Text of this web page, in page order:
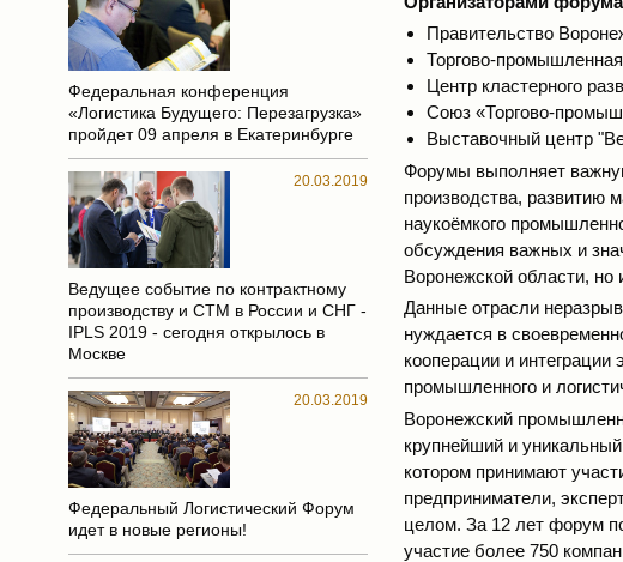
Федеральная конференция
«Логистика Будущего: Перезагрузка»
пройдет 09 апреля в Екатеринбурге
20.03.2019
Ведущее событие по контрактному
производству и СТМ в России и СНГ -
IPLS 2019 - сегодня открылось в
Москве
20.03.2019
Федеральный Логистический Форум
идет в новые регионы!
Правительство
Торгово-
Центр кластерного
Союз «Торгово-
Выставочный центр
Форумы выполняет
производства, развитию
наукоёмкого
обсуждения важных и
Воронежской области, но
Данные отрасли
нуждается в
кооперации и
промышленного и
Воронежский
крупнейший и
котором принимают
предприниматели,
целом. За 12 лет форум
участие более 750